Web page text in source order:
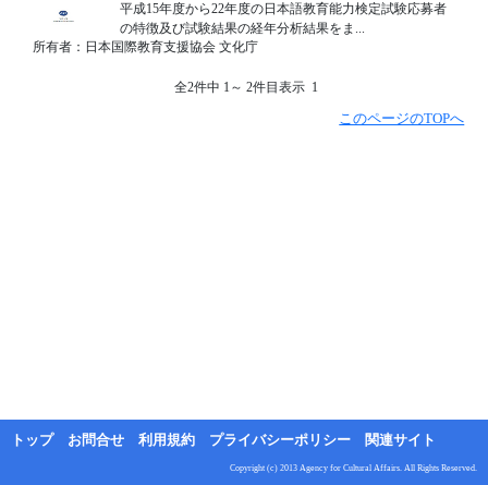
平成15年度から22年度の日本語教育能力検定試験応募者
の特徴及び試験結果の経年分析結果をま...
所有者：日本国際教育支援協会 文化庁
全2件中 1～ 2件目表示 1
このページのTOPへ
トップ お問合せ 利用規約 プライバシーポリシー 関連サイト
Copyright (c) 2013 Agency for Cultural Affairs. All Rights Reserved.